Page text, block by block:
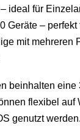
ideal für
Geräte –
mit mehreren
beinhalten eine
flexibel auf
genutzt werden.